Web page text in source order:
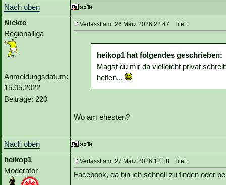
Nach oben
Nickte
Regionalliga
Anmeldungsdatum:
15.05.2022
Beiträge: 220
Verfasst am: 26 März 2026 22:47 Titel:
heikop1 hat folgendes geschrieben:
Magst du mir da vielleicht privat
helfen...
Wo am ehesten?
Nach oben
heikop1
Moderator
Verfasst am: 27 März 2026 12:18 Titel:
Facebook, da bin ich schnell zu finden oder